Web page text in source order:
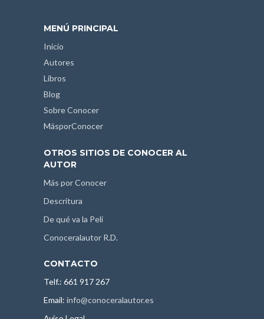
MENÚ PRINCIPAL
Inicio
Autores
Libros
Blog
Sobre Conocer
MásporConocer
OTROS SITIOS DE CONOCER AL
AUTOR
Más por Conocer
Descritura
De qué va la Peli
Conoceralautor R.D.
CONTACTO
Telf.: 661 917 267
Email: info@conoceralautor.es